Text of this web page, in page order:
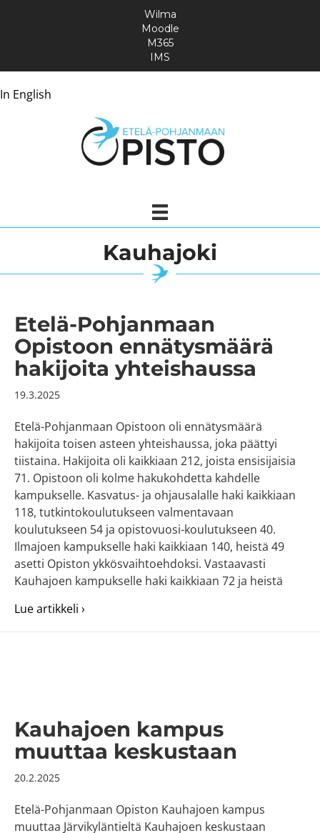
In English
Wilma
Moodle
M365
IMS
Kauhajoki
Etelä-Pohjanmaan
Opistoon ennätysmäärä
hakijoita yhteishaussa
19.3.2025
Etelä-Pohjanmaan Opistoon oli ennätysmäärä
hakijoita toisen asteen yhteishaussa, joka päättyi
tiistaina. Hakijoita oli kaikkiaan 212, joista ensisijaisia
71. Opistoon oli kolme hakukohdetta kahdelle
kampukselle. Kasvatus- ja ohjausalalle haki kaikkiaan
118, tutkintokoulutukseen valmentavaan
koulutukseen 54 ja opistovuosi-koulutukseen 40.
Ilmajoen kampukselle haki kaikkiaan 140, heistä 49
asetti Opiston ykkösvaihtoehdoksi. Vastaavasti
Kauhajoen kampukselle haki kaikkiaan 72 ja heistä
Lue artikkeli ›
Kauhajoen kampus
muuttaa keskustaan
20.2.2025
Etelä-Pohjanmaan Opiston Kauhajoen kampus
muuttaa Järvikyläntieltä Kauhajoen keskustaan